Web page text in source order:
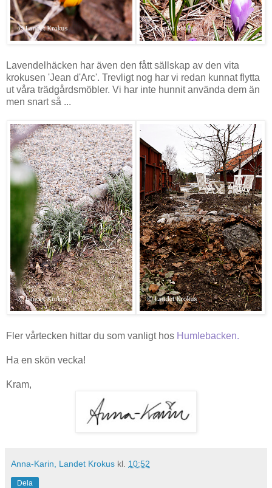
Lavendelhäcken har även den fått sällskap av den vita
krokusen 'Jean d'Arc'. Trevligt nog har vi redan kunnat flytta
ut våra trädgårdsmöbler. Vi har inte hunnit använda dem än
men snart så ...
Fler vårtecken hittar du som vanligt hos Humlebacken.
Ha en skön vecka!
Kram,
Anna-Karin, Landet Krokus kl. 10:52
Dela